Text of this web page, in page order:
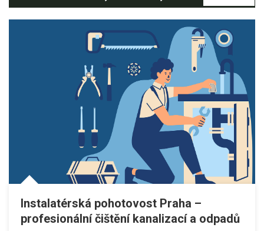
Instalatérská pohotovost Praha –
profesionální čištění kanalizací a odpadů